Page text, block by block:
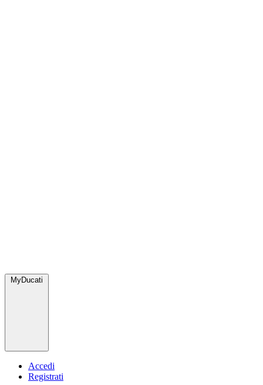
MyDucati
Accedi
Registrati